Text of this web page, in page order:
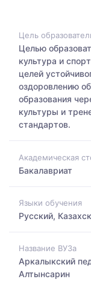
Цель
Целью
культура и
целей
оздоровлению
образования
культуры и
стандартов.
Академическая
Бакалавриат
Языки обучения
Русский,
Название ВУЗа
Аркалыкский
Алтынсарин